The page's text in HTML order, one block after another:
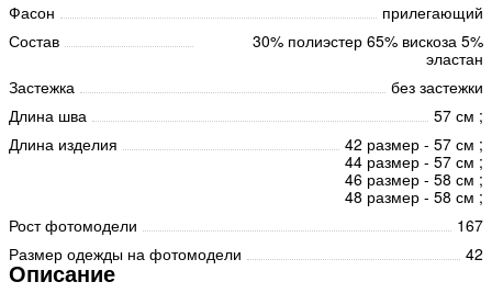
Фасон
прилегающий
Состав
30% полиэстер 65% вискоза 5%
эластан
Застежка
без застежки
Длина шва
57 см ;
Длина изделия
42 размер - 57 см ;
44 размер - 57 см ;
46 размер - 58 см ;
48 размер - 58 см ;
Рост фотомодели
167
Размер одежды на фотомодели
42
Описание